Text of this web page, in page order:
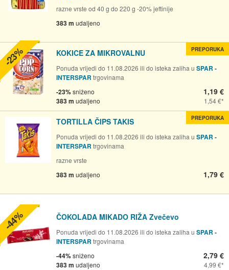
razne vrste od 40 g do 220 g -20% jeftinije
383 m udaljeno
KOKICE ZA MIKROVALNU
Ponuda vrijedi do 11.08.2026 ili do isteka zaliha u SPAR -
INTERSPAR trgovinama
-23%sniženo
383 m udaljeno
1,19 €
1,54 €
PREPORUKA
-23%
TORTILLA ČIPS TAKIS
Ponuda vrijedi do 11.08.2026 ili do isteka zaliha u SPAR -
INTERSPAR trgovinama
razne vrste
383 m udaljeno 1,79 €
PREPORUKA
ČOKOLADA MIKADO RIŽA Zvečevo
Ponuda vrijedi do 11.08.2026 ili do isteka zaliha u SPAR -
INTERSPAR trgovinama
-44%sniženo
383 m udaljeno
2,79 €
4,99 €
-44%